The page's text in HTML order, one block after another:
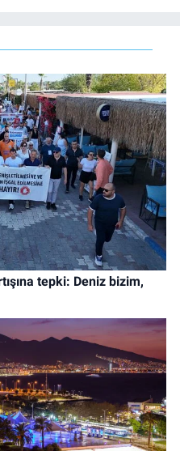
tepki: Deniz bizim,